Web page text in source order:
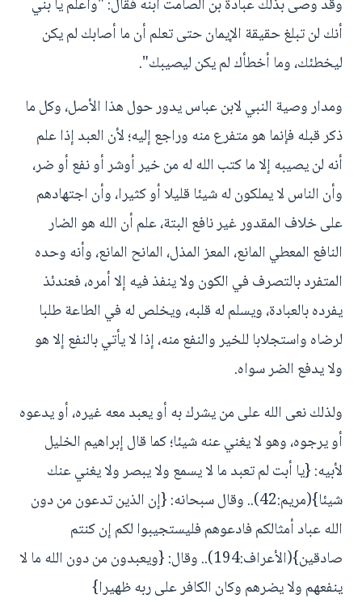
وقد وصى بذلك عبادة بن الصامت ابنه فقال: "واعلم يا بني
أنك لن تبلغ حقيقة الإيمان حتى تعلم أن ما أصابك لم يكن
ليخطئك، وما أخطأك لم يكن ليصيبك".
ومدار وصية النبي لابن عباس يدور حول هذا الأصل، وكل ما
ذكر قبله فإنما هو متفرع منه وراجع إليه؛ لأن العبد إذا علم
أنه لن يصيبه إلا ما كتب الله له من خير أوشر أو نفع أو ضر،
وأن الناس لا يملكون له شيئا قليلا أو كثيرا، وأن اجتهادهم
على خلاف المقدور غير نافع البتة، علم أن الله هو الضار
النافع المعطي المانع، المعز المذل، المانح المانع، وأنه وحده
المتفرد بالتصرف في الكون ولا ينفذ فيه إلا أمره، فعندئذ
يفرده بالعبادة، ويسلم له قلبه، ويخلص له في الطاعة طلبا
لرضاه واستجلابا للخير والنفع منه، إذا لا يأتي بالنفع إلا هو
ولا يدفع الضر سواه.
ولذلك نعى الله على من يشرك به أو يعبد معه غيره، أو يدعوه
أو يرجوه، وهو لا يغني عنه شيئا؛ كما قال إبراهيم الخليل
لأبيه: {يا أبت لم تعبد ما لا يسمع ولا يبصر ولا يغني عنك
شيئا}(مريم:42).. وقال سبحانه: {إن الذين تدعون من دون
الله عباد أمثالكم فادعوهم فليستجيبوا لكم إن كنتم
صادقين}(الأعراف:194).. وقال: {ويعبدون من دون الله ما لا
ينفعهم ولا يضرهم وكان الكافر على ربه ظهيرا}